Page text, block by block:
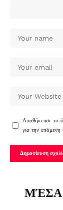
Αποθήκευσε το
για την
ΜΈΣΑ